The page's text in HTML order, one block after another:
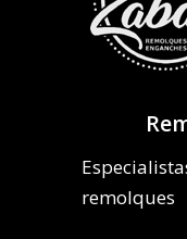
remolques